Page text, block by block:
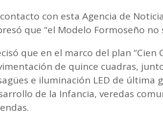
con esta Agencia de
que “el Modelo Formoseño no
que en el marco del plan
de quince cuadras,
e iluminación LED de última
de la Infancia, veredas